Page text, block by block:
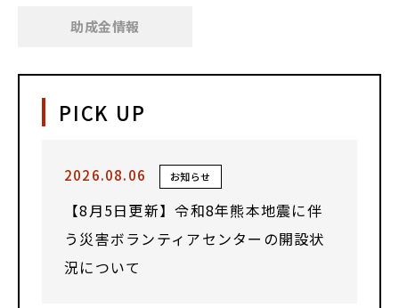
助成金情報
PICK UP
2026.08.06 お知らせ
【8月5日更新】令和8年熊本地震に伴
う災害ボランティアセンターの開設状
況について